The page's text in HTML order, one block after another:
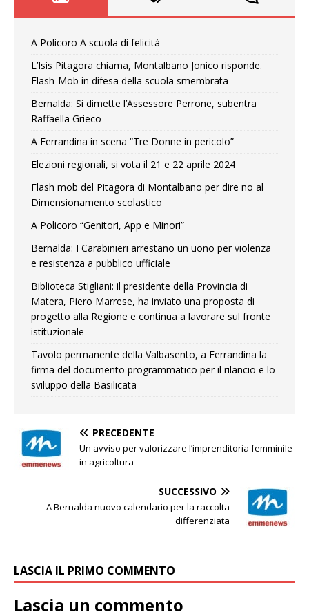
A Policoro A scuola di felicità
L’Isis Pitagora chiama, Montalbano Jonico risponde.
Flash-Mob in difesa della scuola smembrata
Bernalda: Si dimette l’Assessore Perrone, subentra
Raffaella Grieco
A Ferrandina in scena “Tre Donne in pericolo”
Elezioni regionali, si vota il 21 e 22 aprile 2024
Flash mob del Pitagora di Montalbano per dire no al
Dimensionamento scolastico
A Policoro “Genitori, App e Minori”
Bernalda: I Carabinieri arrestano un uono per violenza
e resistenza a pubblico ufficiale
Biblioteca Stigliani: il presidente della Provincia di
Matera, Piero Marrese, ha inviato una proposta di
progetto alla Regione e continua a lavorare sul fronte
istituzionale
Tavolo permanente della Valbasento, a Ferrandina la
firma del documento programmatico per il rilancio e lo
sviluppo della Basilicata
PRECEDENTE
Un avviso per valorizzare l’imprenditoria femminile
in agricoltura
SUCCESSIVO
A Bernalda nuovo calendario per la raccolta
differenziata
LASCIA IL PRIMO COMMENTO
Lascia un commento